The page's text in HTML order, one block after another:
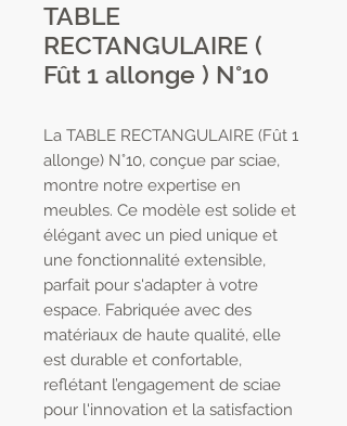
TABLE
RECTANGULAIRE (
Fût 1 allonge ) N°10
La TABLE RECTANGULAIRE (Fût 1
allonge) N°10, conçue par sciae,
montre notre expertise en
meubles. Ce modèle est solide et
élégant avec un pied unique et
une fonctionnalité extensible,
parfait pour s'adapter à votre
espace. Fabriquée avec des
matériaux de haute qualité, elle
est durable et confortable,
reflétant l’engagement de sciae
pour l'innovation et la satisfaction